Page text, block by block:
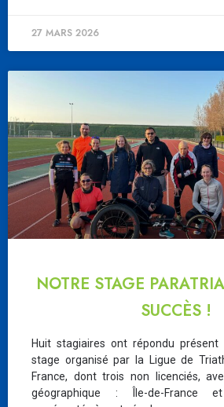
27 MARS 2026
NOTRE STAGE
SUCCÈS !
Huit stagiaires ont répondu
stage organisé par la Ligue de
France, dont trois non licenciés,
géographique : Île-de-France et